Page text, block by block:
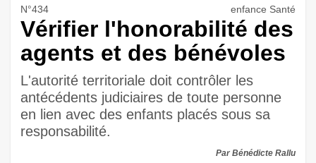
N°434
enfance Santé
Vérifier l'honorabilité des
agents et des bénévoles
L'autorité territoriale doit contrôler les
antécédents judiciaires de toute personne
en lien avec des enfants placés sous sa
responsabilité.
Par Bénédicte Rallu